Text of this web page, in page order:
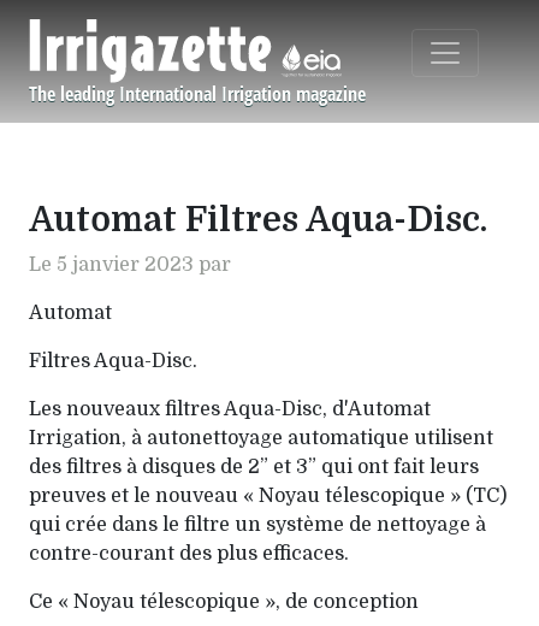
The leading International Irrigation magazine
Navigation principale
Automat Filtres Aqua-Disc.
Le 5 janvier 2023 par
Automat
Filtres Aqua-Disc.
Les nouveaux filtres Aqua-Disc, d'Automat
Irrigation, à autonettoyage automatique utilisent
des filtres à disques de 2” et 3” qui ont fait leurs
preuves et le nouveau « Noyau télescopique » (TC)
qui crée dans le filtre un système de nettoyage à
contre-courant des plus efficaces.
Ce « Noyau télescopique », de conception